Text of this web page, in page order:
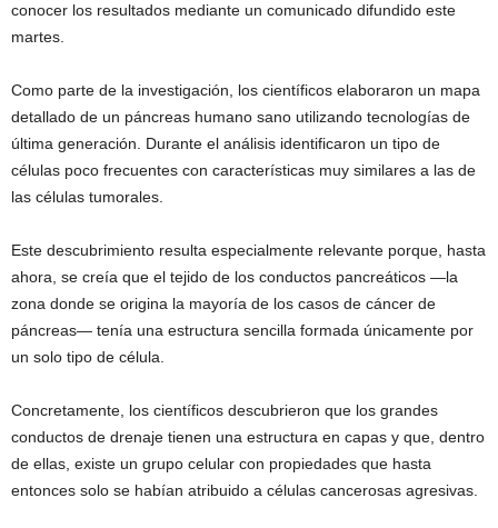
conocer los resultados mediante un comunicado difundido este
martes.
Como parte de la investigación, los científicos elaboraron un mapa
detallado de un páncreas humano sano utilizando tecnologías de
última generación. Durante el análisis identificaron un tipo de
células poco frecuentes con características muy similares a las de
las células tumorales.
Este descubrimiento resulta especialmente relevante porque, hasta
ahora, se creía que el tejido de los conductos pancreáticos —la
zona donde se origina la mayoría de los casos de cáncer de
páncreas— tenía una estructura sencilla formada únicamente por
un solo tipo de célula.
Concretamente, los científicos descubrieron que los grandes
conductos de drenaje tienen una estructura en capas y que, dentro
de ellas, existe un grupo celular con propiedades que hasta
entonces solo se habían atribuido a células cancerosas agresivas.